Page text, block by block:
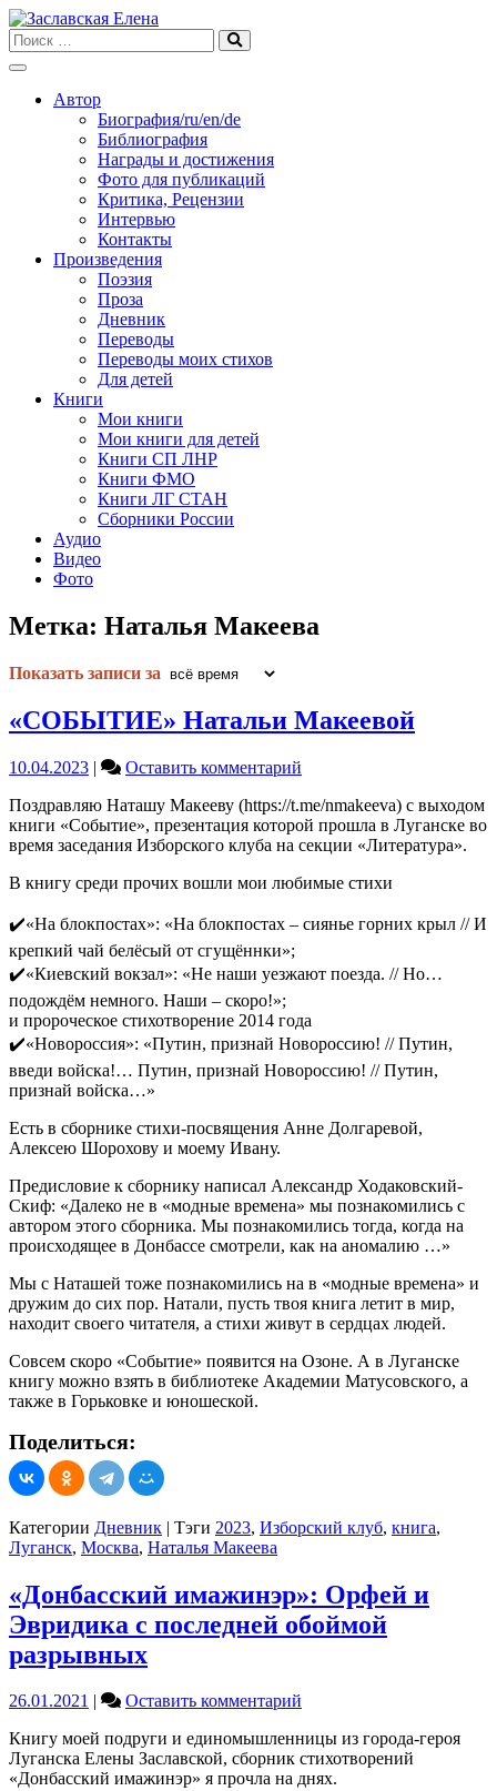
Skip
to
content
Автор
Биография/ru/en/de
Библиография
Награды и достижения
Фото для публикаций
Критика, Рецензии
Интервью
Контакты
Произведения
Поэзия
Проза
Дневник
Переводы
Переводы моих стихов
Для детей
Книги
Мои книги
Мои книги для детей
Книги СП ЛНР
Книги ФМО
Книги ЛГ СТАН
Сборники России
Аудио
Видео
Фото
Метка: Наталья Макеева
Показать записи за
«СОБЫТИЕ» Натальи Макеевой
10.04.2023 | Оставить комментарий
Натальи
Макеевой
Поздравляю Наташу Макееву (https://t.me/nmakeeva) с выходом
книги «Событие», презентация которой прошла в Луганске во
время заседания Изборского клуба на секции «Литература».
В книгу среди прочих вошли мои любимые стихи
✔️«На блокпостах»: «На блокпостах – сиянье горних крыл // И
крепкий чай белёсый от сгущённки»;
✔️«Киевский вокзал»: «Не наши уезжают поезда. // Но…
подождём немного. Наши – скоро!»;
и пророческое стихотворение 2014 года
✔️«Новороссия»: «Путин, признай Новороссию! // Путин,
введи войска!… Путин, признай Новороссию! // Путин,
признай войска…»
Есть в сборнике стихи-посвящения Анне Долгаревой,
Алексею Шорохову и моему Ивану.
Предисловие к сборнику написал Александр Ходаковский-
Скиф: «Далеко не в «модные времена» мы познакомились с
автором этого сборника. Мы познакомились тогда, когда на
происходящее в Донбассе смотрели, как на аномалию …»
Мы с Наташей тоже познакомились на в «модные времена» и
дружим до сих пор. Натали, пусть твоя книга летит в мир,
находит своего читателя, а стихи живут в сердцах людей.
Совсем скоро «Событие» появится на Озоне. А в Луганске
книгу можно взять в библиотеке Академии Матусовского, а
также в Горьковке и юношеской.
Поделиться:
Категории Дневник | Тэги 2023, Изборский клуб, книга,
Луганск, Москва, Наталья Макеева
«Донбасский имажинэр»: Орфей и
Эвридика с последней обоймой
разрывных
26.01.2021 | Оставить комментарий
имажинэр»:
Орфей
и
Книгу моей подруги и единомышленницы из города-героя
Луганска Елены Заславской, сборник стихотворений
«Донбасский имажинэр» я прочла на днях.